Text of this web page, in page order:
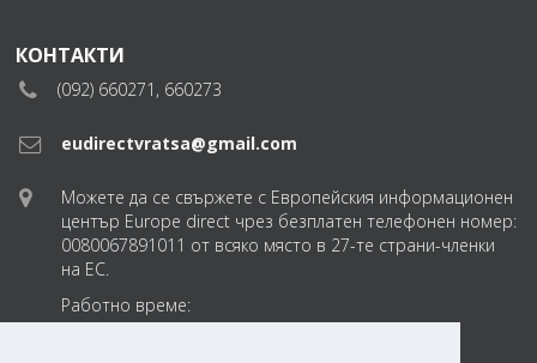
КОНТАКТИ
(092) 660271, 660273
eudirectvratsa@gmail.com
Можете да се свържете с Европейския информационен
център Europe direct чрез безплатен телефонен номер:
0080067891011 от всяко място в 27-те страни-членки
на ЕС.
Работно време:
понеделник-петък